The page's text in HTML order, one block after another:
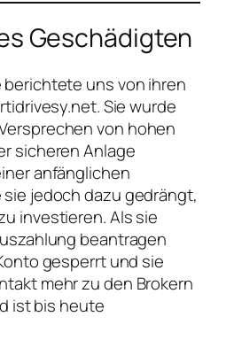
Geschädigten
berichtete uns von ihren
Sie wurde
von hohen
sicheren Anlage
anfänglichen
jedoch dazu gedrängt,
investieren. Als sie
beantragen
gesperrt und sie
mehr zu den Brokern
ist bis heute